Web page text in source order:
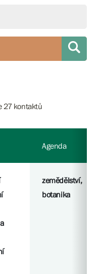
27 kontaktů
Agenda
zemědělství,
botanika